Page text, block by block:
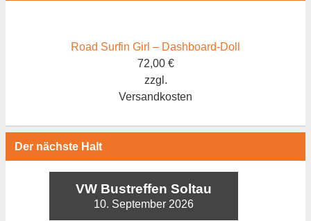
Road Surfin Girl – Dashboard-Doll
72,00 €
zzgl.
Versandkosten
Der nächste Halt
VW Bustreffen Soltau
10. September 2026